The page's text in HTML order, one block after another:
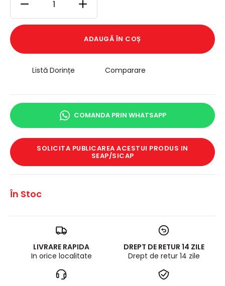
ADAUGĂ ÎN COȘ
Listă Dorințe Comparare
COMANDA PRIN WHATSAPP
SOLICITA PUBLICAREA ACESTUI PRODUS IN
SEAP/SICAP
În Stoc
LIVRARE RAPIDA
In orice localitate
DREPT DE RETUR 14 ZILE
Drept de retur 14 zile